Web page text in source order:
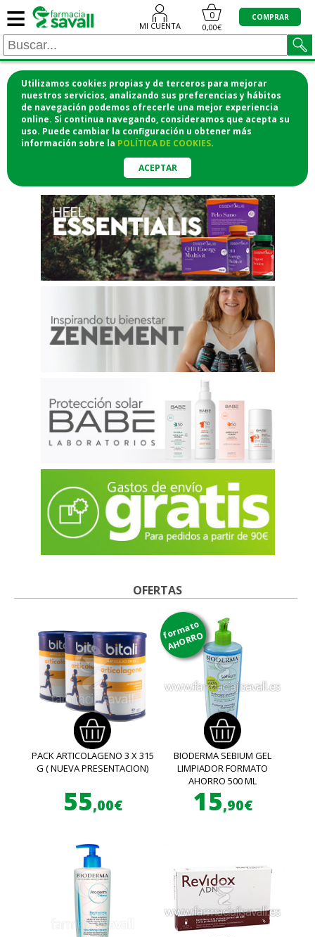
Utilizamos cookies propias y de terceros para mejorar
nuestros servicios, analizando sus preferencias y hábitos
de navegación podemos ofrecerle una mejor experiencia
online. Si continua navegando, consideramos que acepta su
uso. Puede cambiar la configuración u obtener más
información sobre la POLÍTICA DE COOKIES.
ACEPTAR
≡ MI CUENTA
0
0,00€
COMPRAR
¡COMPRA CÓMODAMENTE
DESDE CASA Y RECOGE EN LA
FARMACIA!o si lo prefieres te lo mandamos
a casa
OFERTAS
PACK ARTICOLAGENO 3 X 315
G ( NUEVA PRESENTACION)
55,00€
formato
AHORRO
BIODERMA SEBIUM GEL
LIMPIADOR FORMATO
AHORRO 500 ML
15,90€